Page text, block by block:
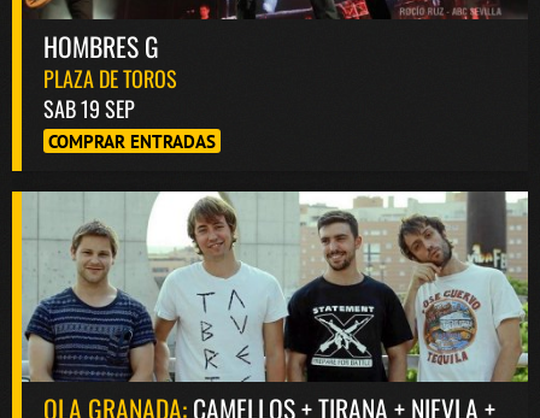
HOMBRES G
PLAZA DE TOROS
SAB 19 SEP
COMPRAR ENTRADAS
OLA GRANADA:CAMELLOS + TIRANA + NIEVLA +